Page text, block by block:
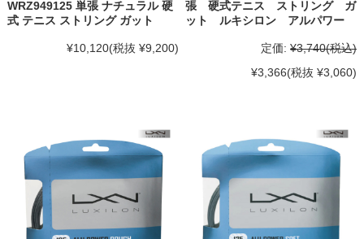
WRZ949125 単張 ナチュラル 硬
式 テニス ストリング ガット
¥10,120(税抜 ¥9,200)
張 硬式テニス ストリング ガ
ット ルキシロン アルパワー
定価: ¥3,740(税込)
¥3,366(税抜 ¥3,060)